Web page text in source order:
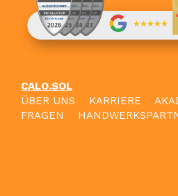
CALO.SOL
ÜBER UNS
KARRIERE
FRAGEN